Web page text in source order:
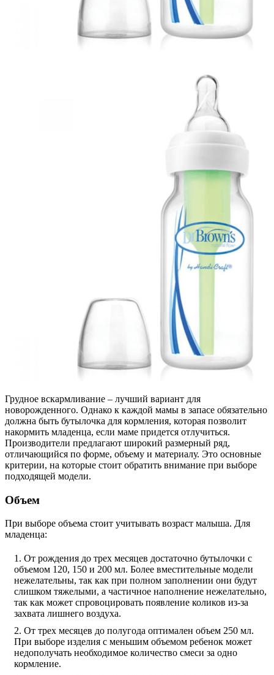
Грудное вскармливание – лучший вариант для
новорожденного. Однако к каждой мамы в запасе обязательно
должна быть бутылочка для кормления, которая позволит
накормить младенца, если маме придется отлучиться.
Производители предлагают широкий размерный ряд,
отличающийся по форме, объему и материалу. Это основные
критерии, на которые стоит обратить внимание при выборе
подходящей модели.
Объем
При выборе объема стоит учитывать возраст малыша. Для
младенца:
От рождения до трех месяцев достаточно бутылочки с
объемом 120, 150 и 200 мл. Более вместительные модели
нежелательны, так как при полном заполнении они будут
слишком тяжелыми, а частичное наполнение нежелательно,
так как может спровоцировать появление коликов из-за
захвата лишнего воздуха.
От трех месяцев до полугода оптимален объем 250 мл.
При выборе изделия с меньшим объемом ребенок может
недополучать необходимое количество смеси за одно
кормление.